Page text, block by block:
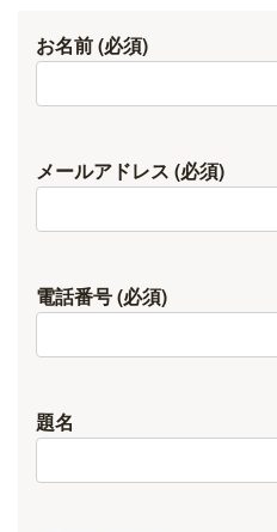
お名前 (必須)
メールアドレス (必須)
電話番号 (必須)
題名